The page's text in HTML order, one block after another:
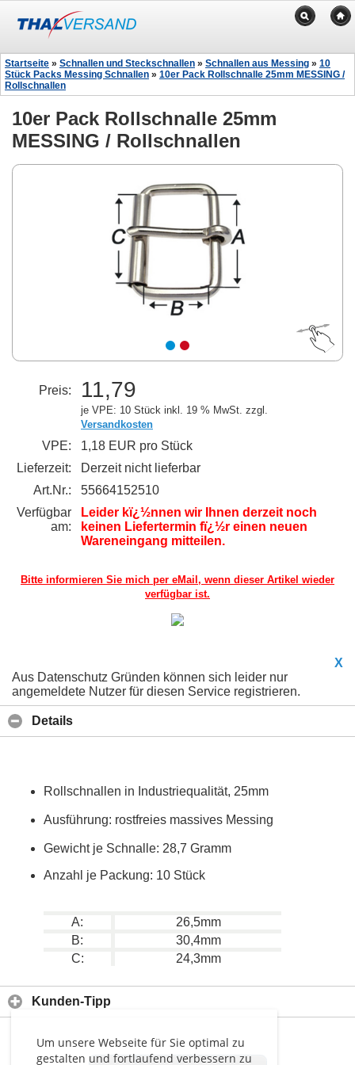
Um unsere Webseite für Sie optimal zu
gestalten und fortlaufend verbessern zu
Startseite » Schnallen und Steckschnallen » Schnallen aus Messing » 10
Stück Packs Messing Schnallen » 10er Pack Rollschnalle 25mm MESSING /
Rollschnallen
10er Pack Rollschnalle 25mm
MESSING / Rollschnallen
Preis: 11,79
je VPE: 10 Stück inkl. 19 % MwSt. zzgl.
Versandkosten
VPE:
1,18 EUR pro Stück
Lieferzeit:
Derzeit nicht lieferbar
Art.Nr.:
55664152510
Verfügbar
am:
Leider kï¿½nnen wir Ihnen derzeit noch
keinen Liefertermin fï¿½r einen neuen
Wareneingang mitteilen.
Bitte informieren Sie mich per eMail, wenn dieser Artikel wieder
verfügbar ist.
X
Aus Datenschutz Gründen können sich leider nur
angemeldete Nutzer für diesen Service registrieren.
Details
Rollschnallen in Industriequalität, 25mm
Ausführung: rostfreies massives Messing
Gewicht je Schnalle: 28,7 Gramm
Anzahl je Packung: 10 Stück
A:
26,5mm
B:
30,4mm
C:
24,3mm
Kunden-Tipp